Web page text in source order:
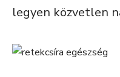
legyen közvetlen